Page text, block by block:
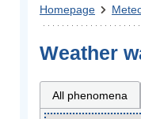
Homepage
Weather
All phenomena